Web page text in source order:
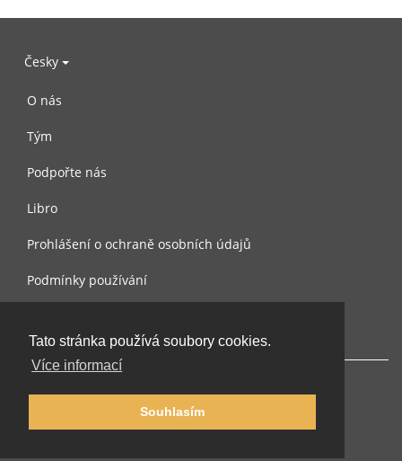
Tato stránka používá soubory cookies.
Více informací
Souhlasím
Česky
O nás
Tým
Podpořte nás
Libro
Prohlášení o ochraně osobních údajů
Podmínky používání
© 2002-2026 lernu.net |Impressum